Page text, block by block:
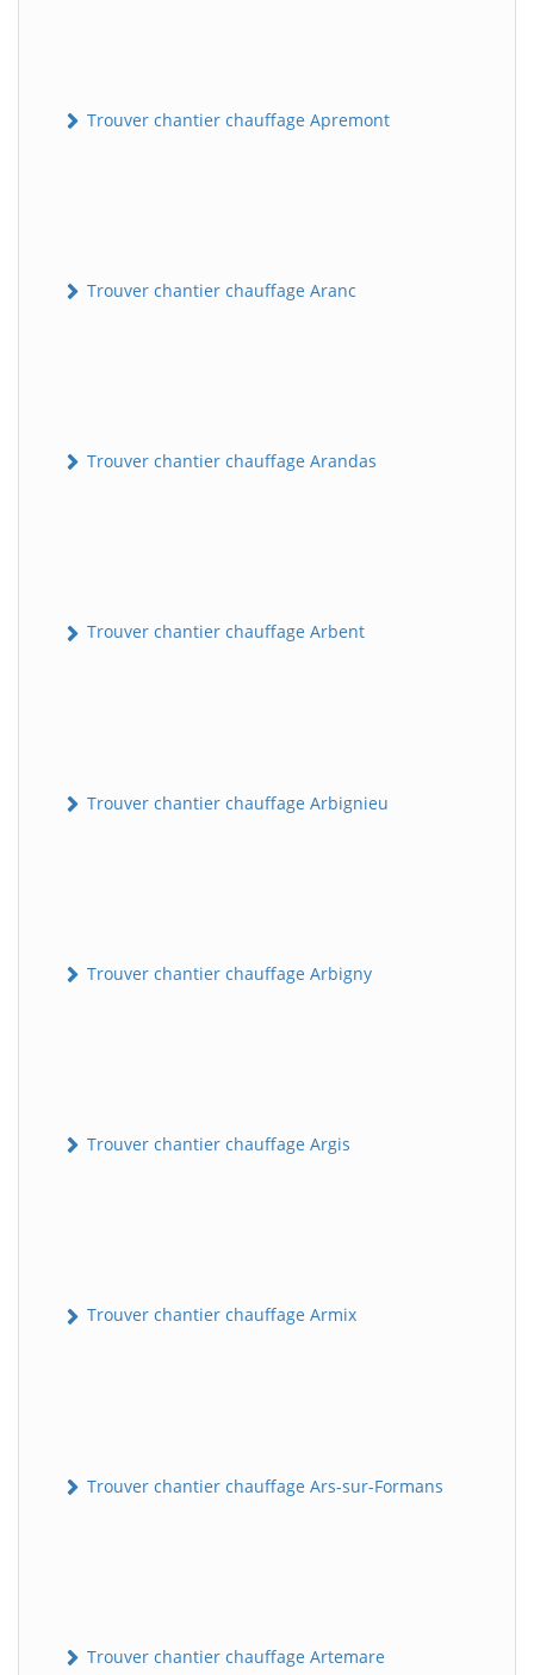
Trouver chantier chauffage Apremont
Trouver chantier chauffage Aranc
Trouver chantier chauffage Arandas
Trouver chantier chauffage Arbent
Trouver chantier chauffage Arbignieu
Trouver chantier chauffage Arbigny
Trouver chantier chauffage Argis
Trouver chantier chauffage Armix
Trouver chantier chauffage Ars-sur-Formans
Trouver chantier chauffage Artemare